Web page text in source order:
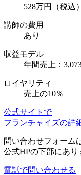
528万円（税込
講師の費用
あり
収益モデル
年間売上：
ロイヤリティ
売上の10％
公式サイトで
フランチャイズの詳
問い合わせフォーム
公式HPの下部にあり
電話で問い合わせる